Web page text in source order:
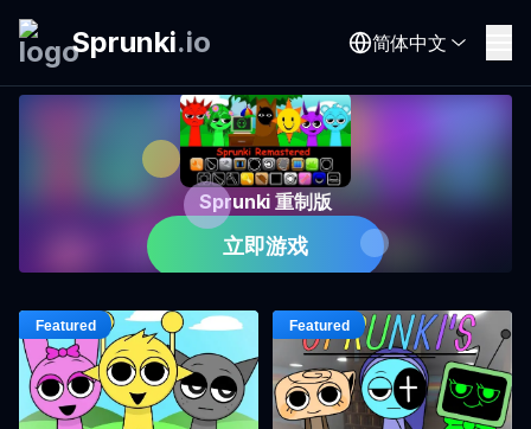
Sprunki.io 简体中文
Sprunki 重制版
立即游戏